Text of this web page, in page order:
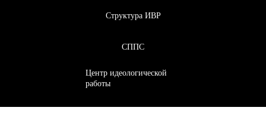
Структура ИВР
СППС
Центр идеологической
работы